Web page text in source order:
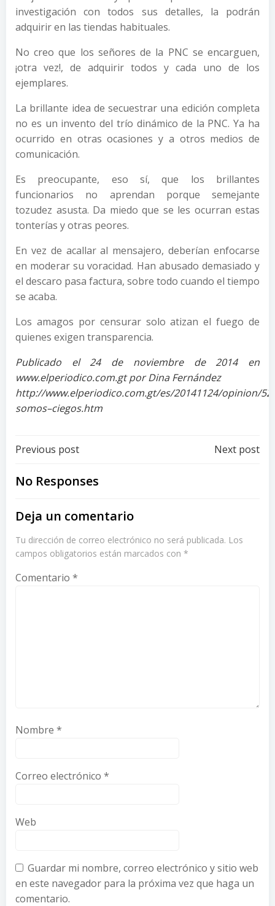
investigación con todos sus detalles, la podrán
adquirir en las tiendas habituales.
No creo que los señores de la PNC se encarguen,
¡otra vez!, de adquirir todos y cada uno de los
ejemplares.
La brillante idea de secuestrar una edición completa
no es un invento del trío dinámico de la PNC. Ya ha
ocurrido en otras ocasiones y a otros medios de
comunicación.
Es preocupante, eso sí, que los brillantes
funcionarios no aprendan porque semejante
tozudez asusta. Da miedo que se les ocurran estas
tonterías y otras peores.
En vez de acallar al mensajero, deberían enfocarse
en moderar su voracidad. Han abusado demasiado y
el descaro pasa factura, sobre todo cuando el tiempo
se acaba.
Los amagos por censurar solo atizan el fuego de
quienes exigen transparencia.
Publicado el 24 de noviembre de 2014 en
www.elperiodico.com.gt por Dina Fernández
http://www.elperiodico.com.gt/es/20141124/opinion/
somos–ciegos.htm
Post
navigation
Previous post Next post
No Responses
Deja un comentario
Tu dirección de correo electrónico no será publicada. Los
campos obligatorios están marcados con *
Comentario *
Nombre *
Correo electrónico *
Web
Guardar mi nombre, correo electrónico y sitio web
en este navegador para la próxima vez que haga un
comentario.